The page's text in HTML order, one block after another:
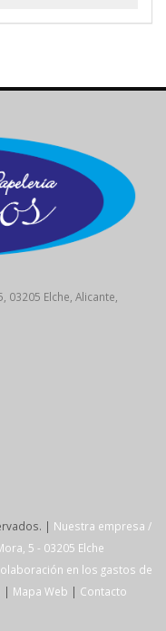
03205 Elche, Alicante,
| Nuestra empresa /
5 - 03205 Elche
en los gastos de
| Mapa Web | Contacto